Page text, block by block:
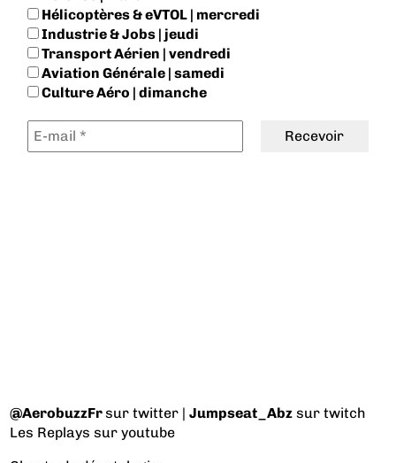
Hélicoptères & eVTOL | mercredi
Industrie & Jobs | jeudi
Transport Aérien | vendredi
Aviation Générale | samedi
Culture Aéro | dimanche
@AerobuzzFrsur twitter |Jumpseat_Abz sur twitch
Les Replays sur youtube